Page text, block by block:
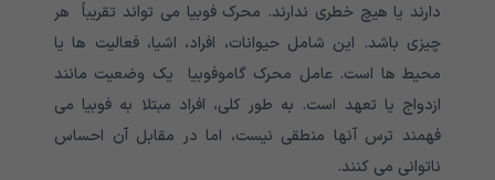
دارند یا هیچ خطری ندارند. محرک فوبیا می تواند تقریباً هر
چیزی باشد. این شامل حیوانات، افراد، اشیا، فعالیت ها یا
محیط ها است. عامل محرک گاموفوبیا یک وضعیت مانند
ازدواج یا تعهد است. به طور کلی، افراد مبتلا به فوبیا می
فهمند ترس آنها منطقی نیست، اما در مقابل آن احساس
ناتوانی می کنند.